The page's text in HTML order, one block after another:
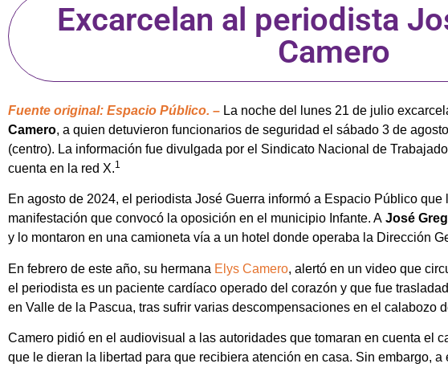
Excarcelan al periodista
Camero
Fuente original: Espacio Público. – La noche del lunes 21 de julio
Camero, a quien detuvieron funcionarios de seguridad el sábado 3 de
(centro). La información fue divulgada por el Sindicato Nacional de
cuenta en la red X.1
En agosto de 2024, el periodista José Guerra informó a Espacio Público
manifestación que convocó la oposición en el municipio Infante. A José
y lo montaron en una camioneta vía a un hotel donde operaba la Dirección
En febrero de este año, su hermana Elys Camero, alertó en un video que
el periodista es un paciente cardíaco operado del corazón y que fue
en Valle de la Pascua, tras sufrir varias descompensaciones en el calabozo
Camero pidió en el audiovisual a las autoridades que tomaran en cuenta el
que le dieran la libertad para que recibiera atención en casa. Sin embargo,